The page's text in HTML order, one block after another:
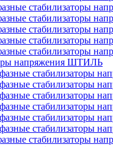
стабилизаторы
стабилизаторы
стабилизаторы
стабилизаторы
стабилизаторы
напряжения ШТИЛЬ
стабилизаторы
стабилизаторы
стабилизаторы
стабилизаторы
стабилизаторы
стабилизаторы
стабилизаторы